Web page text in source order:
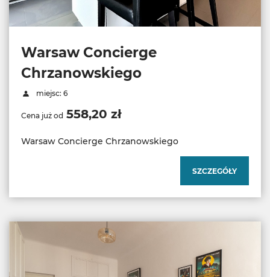
Warsaw Concierge
Chrzanowskiego
miejsc: 6
Cena już od 558,20 zł
Warsaw Concierge Chrzanowskiego
SZCZEGÓŁY